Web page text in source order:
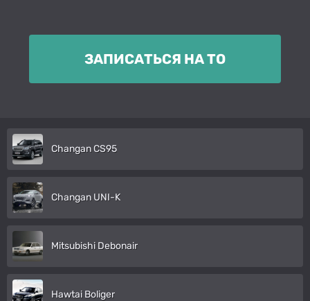
ЗАПИСАТЬСЯ НА ТО
Changan CS95
Changan UNI-K
Mitsubishi Debonair
Hawtai Boliger